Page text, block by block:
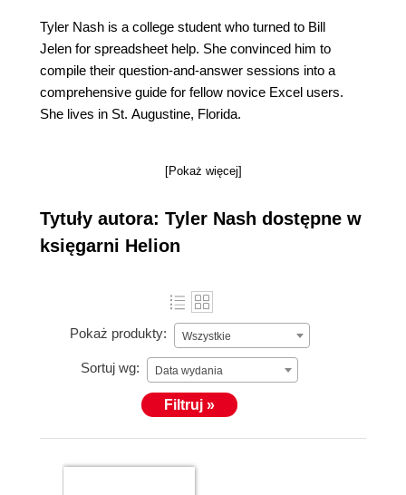
Tyler Nash is a college student who turned to Bill
Jelen for spreadsheet help. She convinced him to
compile their question-and-answer sessions into a
comprehensive guide for fellow novice Excel users.
She lives in St. Augustine, Florida.
[Pokaż więcej]
Tytuły autora: Tyler Nash dostępne w
księgarni Helion
Pokaż produkty: Wszystkie
Sortuj wg: Data wydania
Filtruj »